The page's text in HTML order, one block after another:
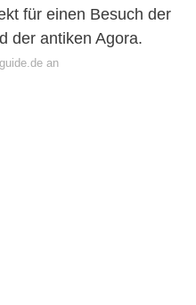
für einen Besuch der
der antiken Agora.
an